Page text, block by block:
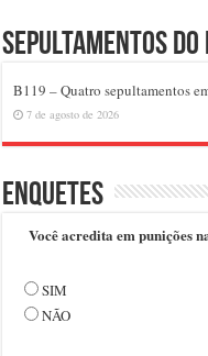
Sepultamentos do
B119 – Quatro sepultamentos
7 de agosto de 2026
Enquetes
Você acredita em punições
SIM
NÃO